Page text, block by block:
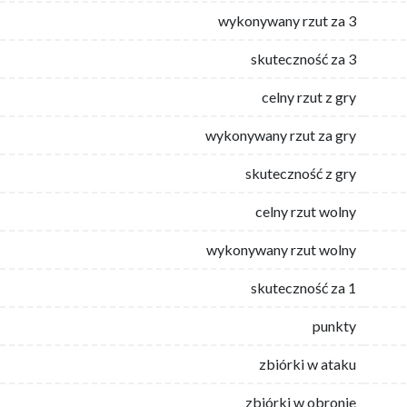
wykonywany rzut za 3
skuteczność za 3
celny rzut z gry
wykonywany rzut za gry
skuteczność z gry
celny rzut wolny
wykonywany rzut wolny
skuteczność za 1
punkty
zbiórki w ataku
zbiórki w obronie